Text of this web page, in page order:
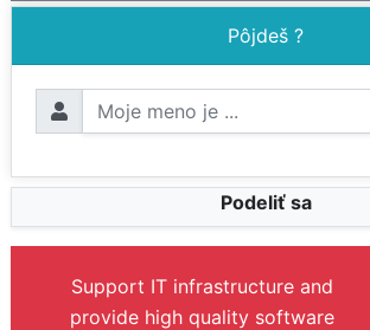
Pôjdeš ?
Podeliť sa
Support IT infrastructure and
provide high quality software